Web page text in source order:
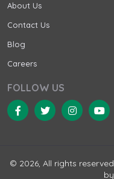
About Us
Contact Us
Blog
Careers
FOLLOW US
© 2026, All rights reserved
by